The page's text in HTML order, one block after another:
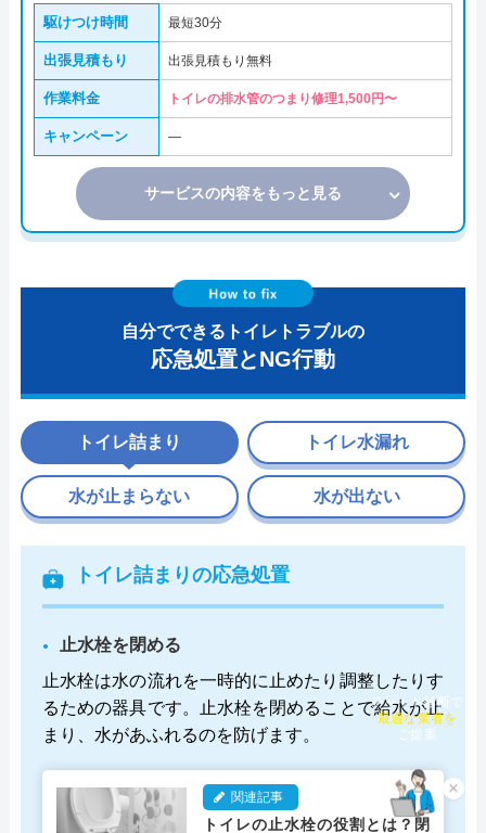
駆けつけ時間 最短30分
出張見積もり 出張見積もり無料
作業料金 トイレの排水管のつまり修理1,500円〜
キャンペーン ―
サービスの内容をもっと見る
自分でできるトイレトラブルの
応急処置とNG行動
トイレ詰まり
トイレ詰まりの応急処置
止水栓を閉める
止水栓は水の流れを一時的に止めたり調整したりす
るための器具です。止水栓を閉めることで給水が止
まり、水があふれるのを防げます。
関連記事
トイレの止水栓の役割とは？閉
トイレ水漏れ
水が止まらない 水が出ない
×
チャット診断で
最適な業者を
ご提案